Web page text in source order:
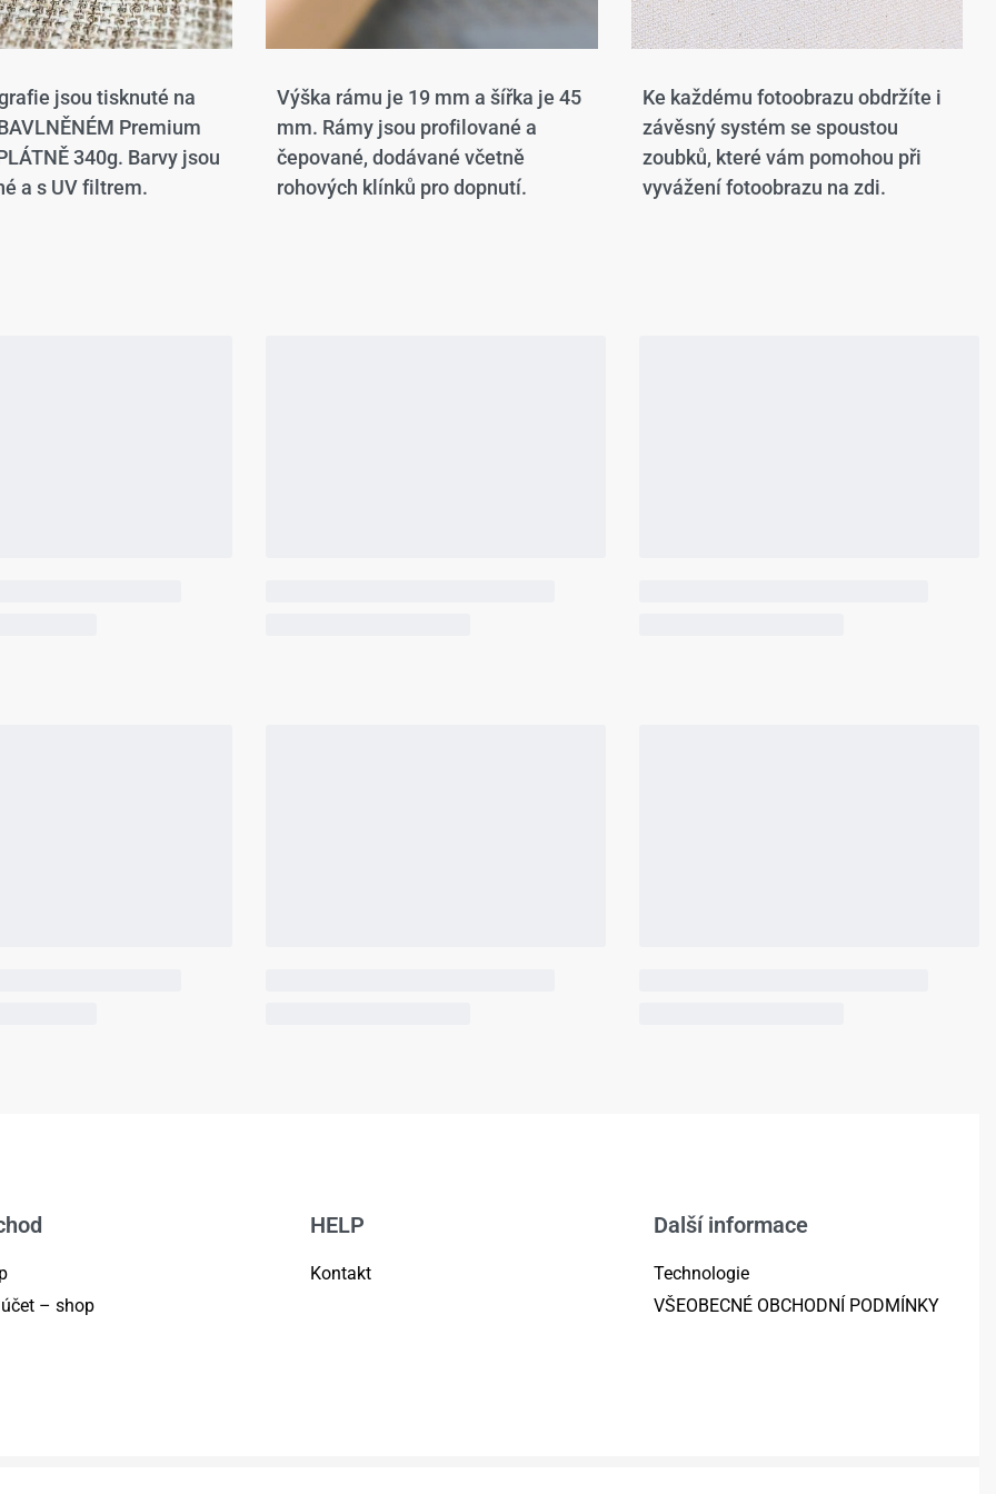
jsou tisknuté na
Premium
340g. Barvy jsou
a s UV filtrem.
Výška rámu je 19 mm a šířka je 45
mm. Rámy jsou profilované a
čepované, dodávané včetně
rohových klínků pro dopnutí.
Ke každému fotoobrazu obdržíte i
závěsný systém se spoustou
zoubků, které vám pomohou při
vyvážení fotoobrazu na zdi.
– shop
HELP
Kontakt
Další informace
Technologie
VŠEOBECNÉ OBCHODNÍ PODMÍNKY